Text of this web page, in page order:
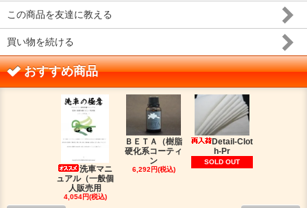
この商品を友達に教える
買い物を続ける
おすすめ商品
洗車マニ
ュアル（一般個
人販売用
4,054円(税込)
ＢＥＴＡ（樹脂
硬化系コーティ
ン
6,292円(税込)
Detail-Clot
h-Pr
SOLD OUT